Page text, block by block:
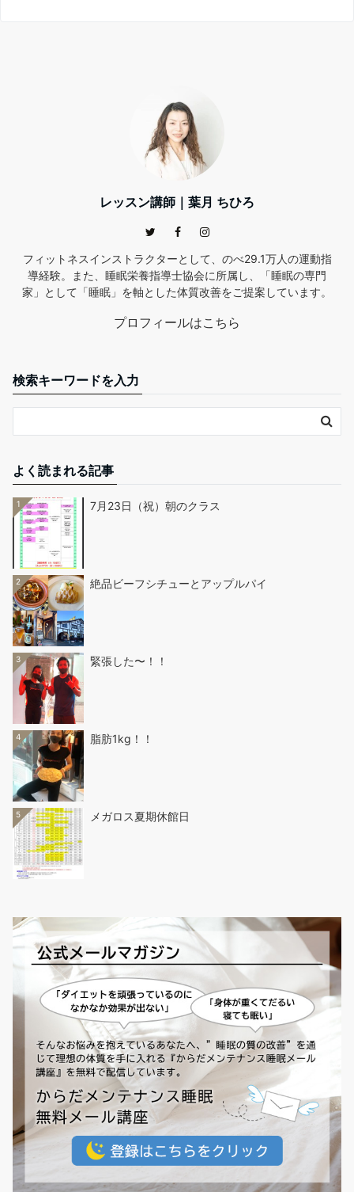
レッスン講師｜葉月 ちひろ
フィットネスインストラクターとして、のべ29.1万人の運動指
導経験。また、睡眠栄養指導士協会に所属し、「睡眠の専門
家」として「睡眠」を軸とした体質改善をご提案しています。
プロフィールはこちら
検索キーワードを入力
よく読まれる記事
1 7月23日（祝）朝のクラス
2 絶品ビーフシチューとアップルパイ
3 緊張した〜！！
4 脂肪1kg！！
5 メガロス夏期休館日